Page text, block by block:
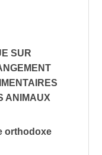
SUR
ANIMAUX
orthodoxe